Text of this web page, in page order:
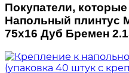
Покупатели,
Напольный плинтус
75х16 Дуб Бремен